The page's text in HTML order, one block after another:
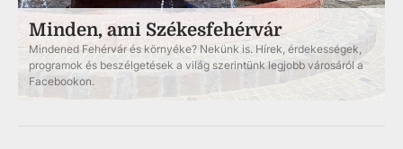
Minden, ami Székesfehérvár
Mindened Fehérvár és környéke? Nekünk is. Hírek, érdekességek,
programok és beszélgetések a világ szerintünk legjobb városáról a
Facebookon.